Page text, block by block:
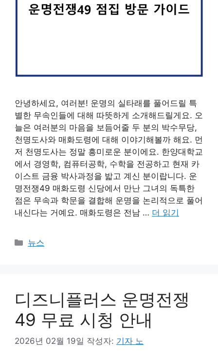
안녕하세요, 여러분! 운명의 실타래를 풀어드릴 특
별한 무속인들에 대해 따뜻하게 소개해드릴게요. 오
늘은 여러분의 마음을 보듬어줄 두 분의 박수무당,
천명도사와 매화도령에 대해 이야기해볼까 해요. 먼
저 천명도사는 정말 흥미로운 분이에요. 한양대학교
에서 경영학, 컴퓨터공학, 수학을 전공하고 현재 카
이스트 금융 박사과정을 밟고 계신 분이랍니다. 운
명전쟁49 매화도령 신당에서 만난 그녀의 독특한
점은 무속과 학문을 결합해 운명을 논리적으로 풀어
내신다는 거예요. 매화도령은 전남 … 더 읽기
카
뉴스
디즈니플러스 운명전쟁
49 무료 시청 안내
2026년 02월 19일 작성자: 기자 노